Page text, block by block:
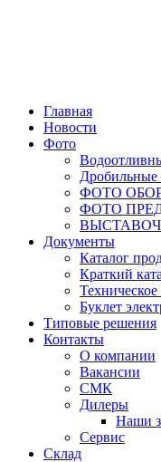
Главная
Новости
Фото
Дробильные
ФОТО
ФОТО
Документы
Каталог
Краткий
Буклет
Типовые решения
Контакты
О компании
Вакансии
СМК
Дилеры
Наши
Сервис
Склад